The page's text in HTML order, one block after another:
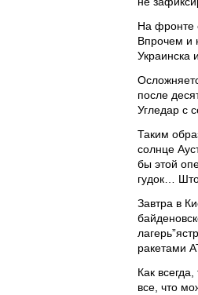
На фронте
Впрочем и
Украинска
после
Угледар с
Таким
солнце
бы этой
гудок…
Завтра в
ракетами
Как
все, что